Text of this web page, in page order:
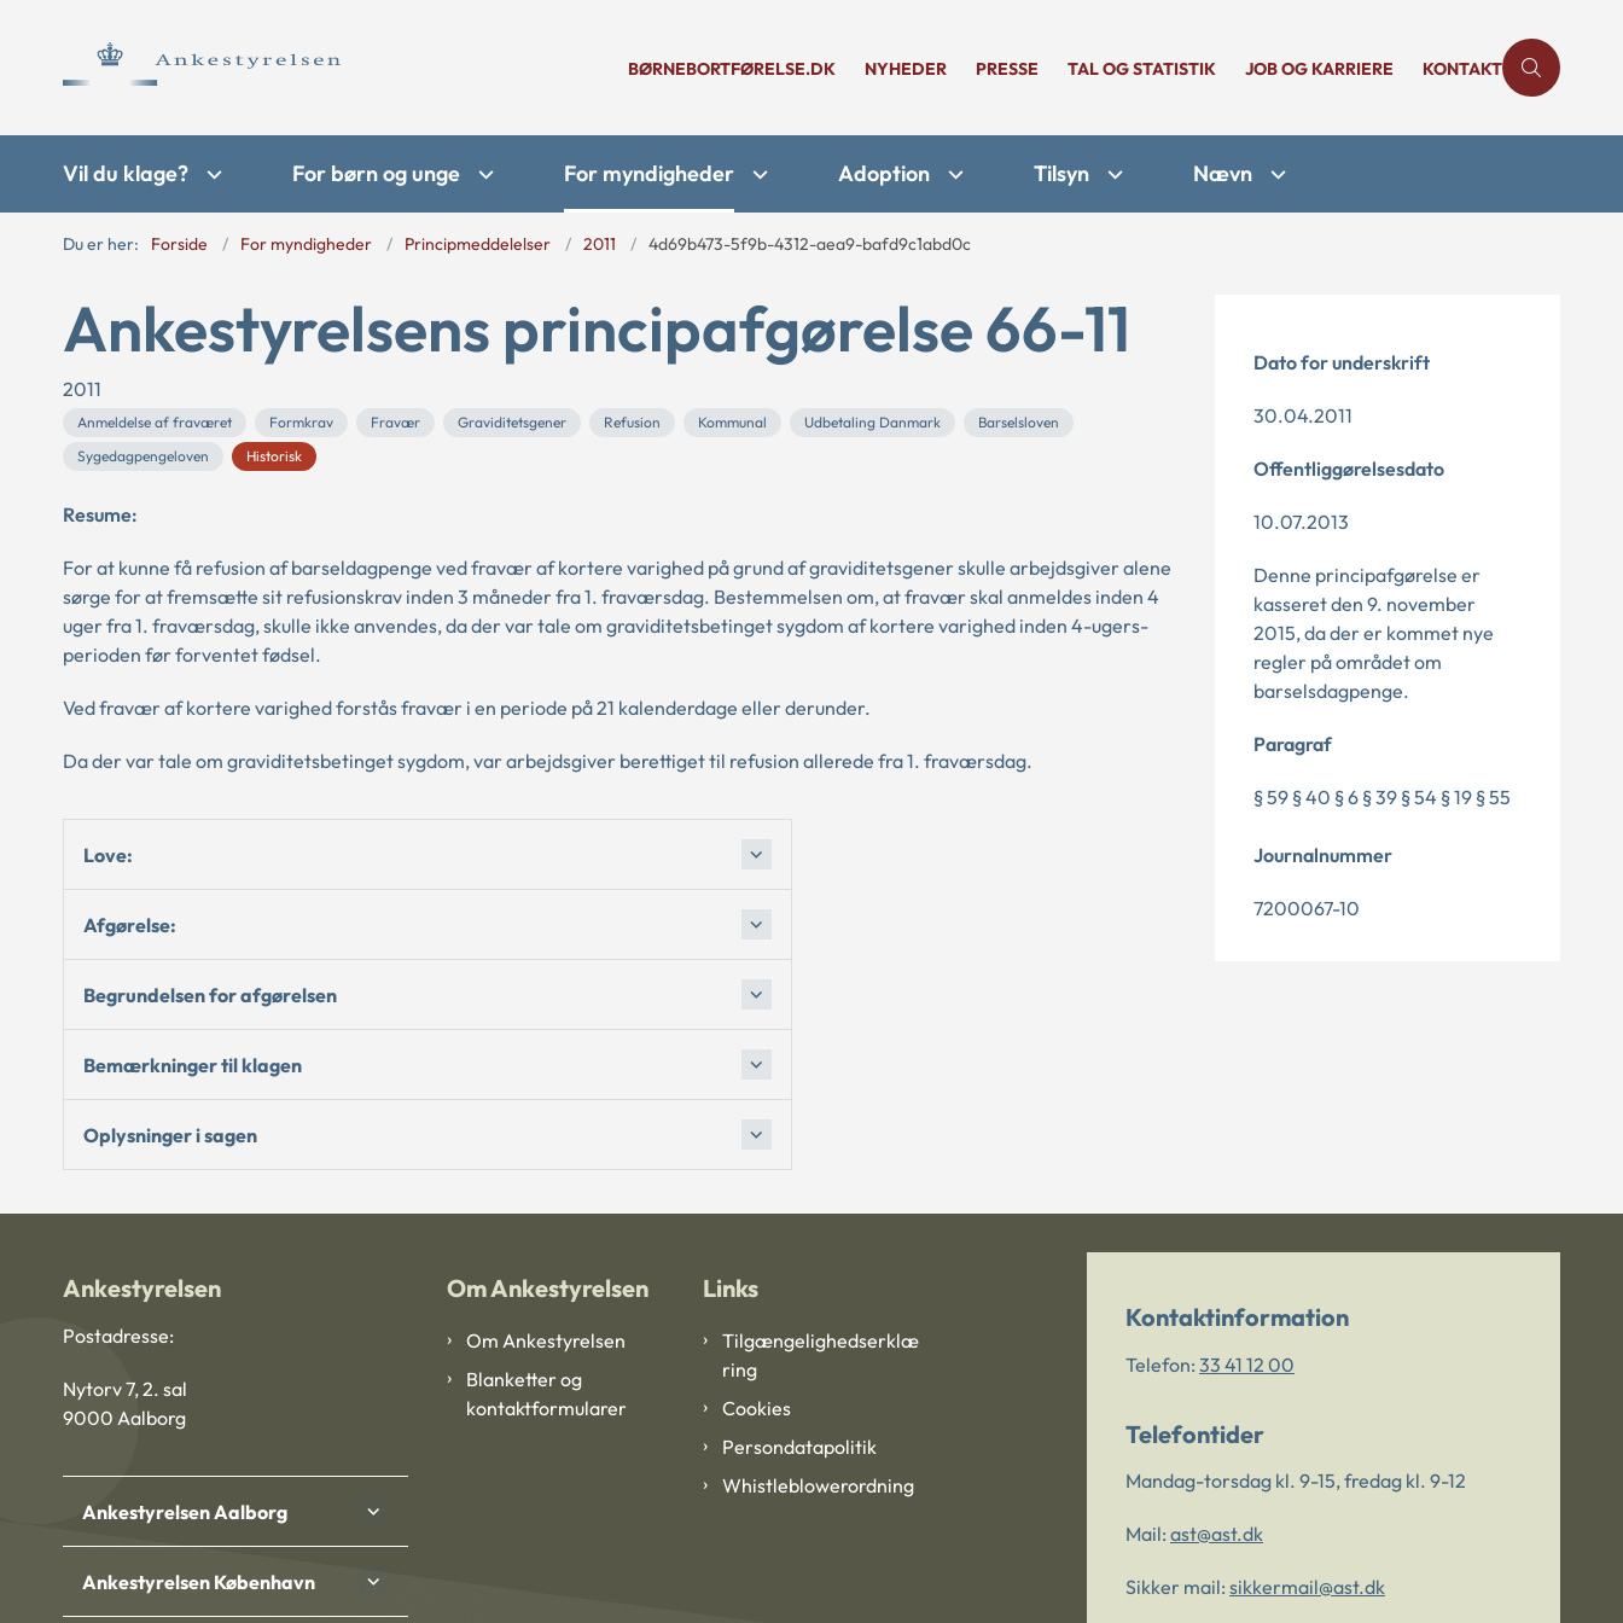
BØRNEBORTFØRELSE.DK NYHEDER PRESSE TAL OG STATISTIK JOB OG KARRIERE KONTAKT
Vil du klage? For børn og unge For myndigheder Adoption Tilsyn Nævn
Du er her: Forside For myndigheder Principmeddelelser 2011 4d69b473-5f9b-4312-aea9-bafd9c1abd0c
Ankestyrelsens principafgørelse 66-11
2011
Anmeldelse af fraværet Formkrav Fravær Graviditetsgener Refusion Kommunal Udbetaling Danmark
Barselsloven
Sygedagpengeloven
Historisk
Resume:
For at kunne få refusion af barseldagpenge ved fravær af kortere varighed på grund af graviditetsgener skulle arbejdsgiver alene
sørge for at fremsætte sit refusionskrav inden 3 måneder fra 1. fraværsdag. Bestemmelsen om, at fravær skal anmeldes inden 4
uger fra 1. fraværsdag, skulle ikke anvendes, da der var tale om graviditetsbetinget sygdom af kortere varighed inden 4-ugers-
perioden før forventet fødsel.
Ved fravær af kortere varighed forstås fravær i en periode på 21 kalenderdage eller derunder.
Da der var tale om graviditetsbetinget sygdom, var arbejdsgiver berettiget til refusion allerede fra 1. fraværsdag.
Love:
Afgørelse:
Begrundelsen for afgørelsen
Bemærkninger til klagen
Oplysninger i sagen
Dato for underskrift
30.04.2011
Offentliggørelsesdato
10.07.2013
Denne principafgørelse er
kasseret den 9. november
2015, da der er kommet nye
regler på området om
barselsdagpenge.
Paragraf
§ 59 § 40 § 6 § 39 § 54 § 19 § 55
Journalnummer
7200067-10
Ankestyrelsen
Postadresse:
Nytorv 7, 2. sal
9000 Aalborg
Ankestyrelsen Aalborg
Ankestyrelsen København
Om Ankestyrelsen
Om Ankestyrelsen
Blanketter og
kontaktformularer
Links
Tilgængelighedserklæ
ring
Cookies
Persondatapolitik
Whistleblowerordning
Kontaktinformation
Telefon: 33 41 12 00
Telefontider
Mandag-torsdag kl. 9-15, fredag kl. 9-12
Mail: ast@ast.dk
Sikker mail: sikkermail@ast.dk